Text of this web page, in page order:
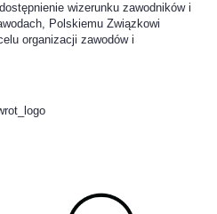
wizerunku zawodników i
Polskiemu Związkowi
organizacji zawodów i